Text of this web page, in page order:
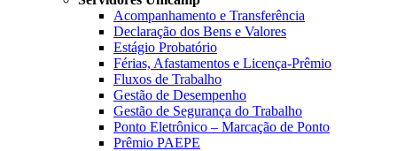
Acompanhamento e Transferência
Declaração dos Bens e Valores
Estágio Probatório
Férias, Afastamentos e Licença-Prêmio
Fluxos de Trabalho
Gestão de Desempenho
Gestão de Segurança do Trabalho
Ponto Eletrônico – Marcação de Ponto
Prêmio PAEPE